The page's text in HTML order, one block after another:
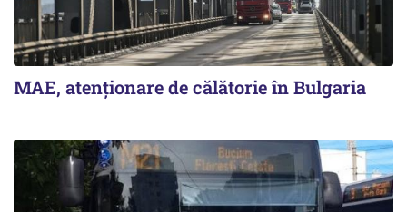
MAE, atenționare de călătorie în Bulgaria